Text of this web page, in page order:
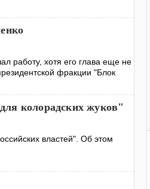
работу, хотя его глава еще не
фракции "Блок
колорадских жуков"
властей". Об этом